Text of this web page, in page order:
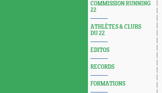
COMMISSION RUNNING
22
ATHLÈTES & CLUBS
DU 22
EDITOS
RECORDS
FORMATIONS